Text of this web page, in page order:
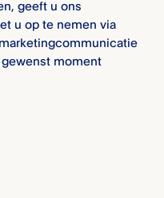
geeft u ons
u op te nemen via
moment